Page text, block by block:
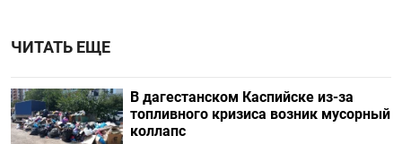
ЧИТАТЬ ЕЩЕ
В дагестанском Каспийске из-за
топливного кризиса возник мусорный
коллапс